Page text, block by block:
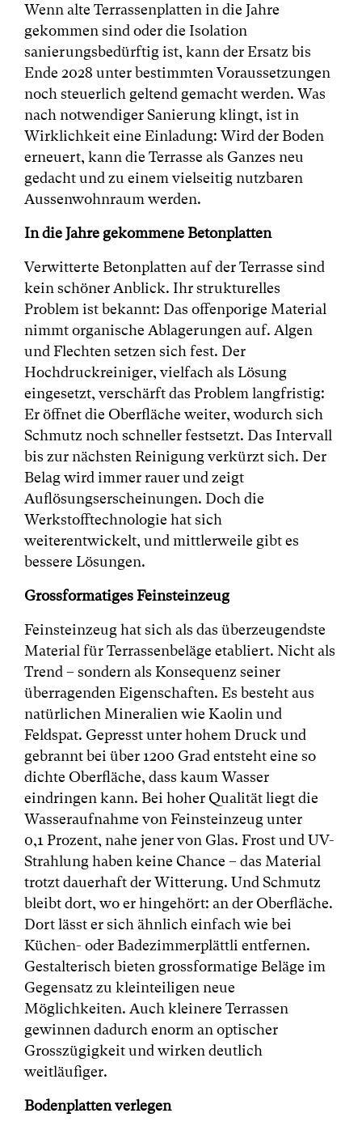
Wenn alte Terrassenplatten in die Jahre
gekommen sind oder die Isolation
sanierungsbedürftig ist, kann der Ersatz bis
Ende 2028 unter bestimmten Voraussetzungen
noch steuerlich geltend gemacht werden. Was
nach notwendiger Sanierung klingt, ist in
Wirklichkeit eine Einladung: Wird der Boden
erneuert, kann die Terrasse als Ganzes neu
gedacht und zu einem vielseitig nutzbaren
Aussenwohnraum werden.
In die Jahre gekommene Betonplatten
Verwitterte Betonplatten auf der Terrasse sind
kein schöner Anblick. Ihr strukturelles
Problem ist bekannt: Das offenporige Material
nimmt organische Ablagerungen auf. Algen
und Flechten setzen sich fest. Der
Hochdruckreiniger, vielfach als Lösung
eingesetzt, verschärft das Problem langfristig:
Er öffnet die Oberfläche weiter, wodurch sich
Schmutz noch schneller festsetzt. Das Intervall
bis zur nächsten Reinigung verkürzt sich. Der
Belag wird immer rauer und zeigt
Auflösungserscheinungen. Doch die
Werkstofftechnologie hat sich
weiterentwickelt, und mittlerweile gibt es
bessere Lösungen.
Grossformatiges Feinsteinzeug
Feinsteinzeug hat sich als das überzeugendste
Material für Terrassenbeläge etabliert. Nicht als
Trend – sondern als Konsequenz seiner
überragenden Eigenschaften. Es besteht aus
natürlichen Mineralien wie Kaolin und
Feldspat. Gepresst unter hohem Druck und
gebrannt bei über 1200 Grad entsteht eine so
dichte Oberfläche, dass kaum Wasser
eindringen kann. Bei hoher Qualität liegt die
Wasseraufnahme von Feinsteinzeug unter
0,1 Prozent, nahe jener von Glas. Frost und UV-
Strahlung haben keine Chance – das Material
trotzt dauerhaft der Witterung. Und Schmutz
bleibt dort, wo er hingehört: an der Oberfläche.
Dort lässt er sich ähnlich einfach wie bei
Küchen- oder Badezimmerplättli entfernen.
Gestalterisch bieten grossformatige Beläge im
Gegensatz zu kleinteiligen neue
Möglichkeiten. Auch kleinere Terrassen
gewinnen dadurch enorm an optischer
Grosszügigkeit und wirken deutlich
weitläufiger.
Bodenplatten verlegen